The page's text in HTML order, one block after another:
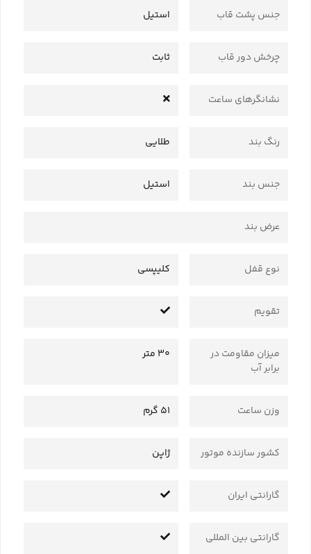
جنس پشت قاب استیل
چرخش دور قاب ثابت
نشانگرهای ساعت
رنگ بند طلایی
جنس بند استیل
عرض بند
نوع قفل کلیپسی
تقویم
میزان مقاومت در
برابر آب
30 متر
وزن ساعت 51 گرم
کشور سازنده موتور ژاپن
گارانتی ایران
گارانتی بین المللی